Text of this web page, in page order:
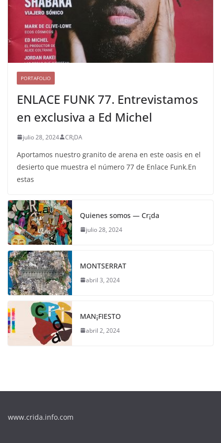
PORTAFOLIO
ENLACE FUNK 77. Entrevistamos
en exclusiva a Ed Michel
julio 28, 2024 CR¡DA
Aportamos nuestro granito de arena en este oasis en el
desierto que muestra el número 77 de Enlace Funk.En
estas
Quienes somos — Cr¡da
julio 28, 2024
MONTSERRAT
abril 3, 2024
MAN¡FIESTO
abril 2, 2024
www.crida.info.com